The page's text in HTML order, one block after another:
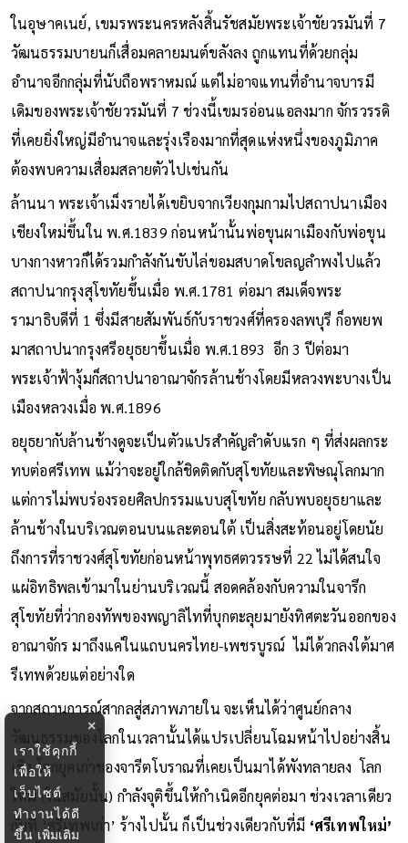
ในอุษาคเนย์, เขมรพระนครหลังสิ้นรัชสมัยพระเจ้าชัยวรมันที่ 7
วัฒนธรรมบายนก็เสื่อมคลายมนต์ขลังลง ถูกแทนที่ด้วยกลุ่ม
อำนาจอีกกลุ่มที่นับถือพราหมณ์ แต่ไม่อาจแทนที่อำนาจบารมี
เดิมของพระเจ้าชัยวรมันที่ 7 ช่วงนี้เขมรอ่อนแอลงมาก จักรวรรดิ
ที่เคยยิ่งใหญ่มีอำนาจและรุ่งเรืองมากที่สุดแห่งหนึ่งของภูมิภาค
ต้องพบความเสื่อมสลายตัวไปเช่นกัน
ล้านนา พระเจ้าเม็งรายได้เขยิบจากเวียงกุมกามไปสถาปนาเมือง
เชียงใหม่ขึ้นใน พ.ศ.1839 ก่อนหน้านั้นพ่อขุนผาเมืองกับพ่อขุน
บางกางหาวก็ได้รวมกำลังกันขับไล่ขอมสบาดโขลญลำพงไปแล้ว
สถาปนากรุงสุโขทัยขึ้นเมื่อ พ.ศ.1781 ต่อมา สมเด็จพระ
รามาธิบดีที่ 1 ซึ่งมีสายสัมพันธ์กับราชวงศ์ที่ครองลพบุรี ก็อพยพ
มาสถาปนากรุงศรีอยุธยาขึ้นเมื่อ พ.ศ.1893 อีก 3 ปีต่อมา
พระเจ้าฟ้างุ้มก็สถาปนาอาณาจักรล้านช้างโดยมีหลวงพะบางเป็น
เมืองหลวงเมื่อ พ.ศ.1896
อยุธยากับล้านช้างดูจะเป็นตัวแปรสำคัญลำดับแรก ๆ ที่ส่งผลกระ
ทบต่อศรีเทพ แม้ว่าจะอยู่ใกล้ชิดติดกับสุโขทัยและพิษณุโลกมาก
แต่การไม่พบร่องรอยศิลปกรรมแบบสุโขทัย กลับพบอยุธยาและ
ล้านช้างในบริเวณตอนบนและตอนใต้ เป็นสิ่งสะท้อนอยู่โดยนัย
ถึงการที่ราชวงศ์สุโขทัยก่อนหน้าพุทธศตวรรษที่ 22 ไม่ได้สนใจ
แผ่อิทธิพลเข้ามาในย่านบริเวณนี้ สอดคล้องกับความในจารึก
สุโขทัยที่ว่ากองทัพของพญาลิไทที่บุกตะลุยมายังทิศตะวันออกของ
อาณาจักร มาถึงแค่ในแถบนครไทย-เพชรบูรณ์ ไม่ได้วกลงใต้มาศ
รีเทพด้วยแต่อย่างใด
จากสถานการณ์สากลสู่สภาพภายใน จะเห็นได้ว่าศูนย์กลาง
วัฒนธรรมของโลกในเวลานั้นได้แปรเปลี่ยนโฉมหน้าไปอย่างสิ้น
เชิง โลกยุคเก่าของจารีตโบราณที่เคยเป็นมาได้พังทลายลง โลก
ใหม่ (ในสมัยนั้น) กำลังจุติขึ้นให้กำเนิดอีกยุคต่อมา ช่วงเวลาเดียว
กับที่ ‘ศรีเทพเก่า’ ร้างไปนั้น ก็เป็นช่วงเดียวกับที่มี ‘ศรีเทพใหม่’
×
เราใช้คุกกี้
เพื่อให้
เว็บไซต์
ทำงานได้ดี
ขึ้นเพิ่มเติม